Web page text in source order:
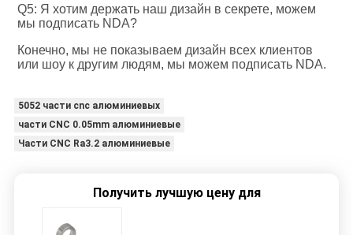
Q5: Я хотим держать наш дизайн в секрете, можем
мы подписать NDA?
Конечно, мы не показываем дизайн всех клиентов
или шоу к другим людям, мы можем подписать NDA.
5052 части cnc алюминиевых
части CNC 0.05mm алюминиевые
Части CNC Ra3.2 алюминиевые
Получить лучшую цену для